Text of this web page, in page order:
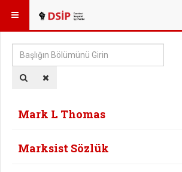
BURADASINIZ:
Başlığın
Bölümünü
Girin
Mark L Thomas
Marksist Sözlük